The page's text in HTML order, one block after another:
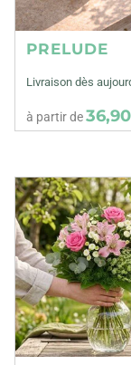
PRELUDE
Livraison dès
à partir de